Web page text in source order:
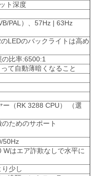
ト深度
PAL）、57Hz | 63Hz
LEDのバックライトは高め
比率:6500:1
て自動薄暗くなること
ー（RK 3288 CPU） （選
ためのサポート
50Hz
Wはエア詐欺なしで水平に
少し